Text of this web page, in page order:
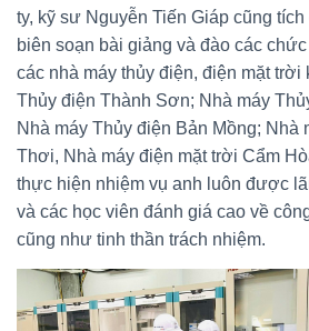
ty, kỹ sư Nguyễn Tiến Giáp cũng
biên soạn bài giảng và đào các
các nhà máy thủy điện, điện mặt trời
Thủy điện Thành Sơn; Nhà máy
Nhà máy Thủy điện Bản Mồng; Nhà
Thơi, Nhà máy điện mặt trời Cẩm
thực hiện nhiệm vụ anh luôn được
và các học viên đánh giá cao về
cũng như tinh thần trách nhiệm.